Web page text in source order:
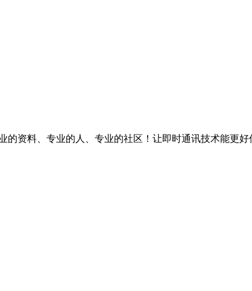
资料、专业的人、专业的社区！让即时通讯技术能更好